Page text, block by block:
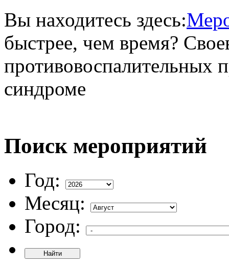
Вы находитесь здесь:
быстрее, чем время?
противовоспалительных
синдроме
Поиск мероприятий
Год:
Месяц:
Город:
Найти